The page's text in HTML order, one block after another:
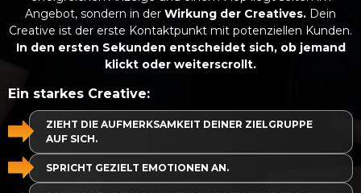
Angebot, sondern in der Wirkung der Creatives. Dein
Creative ist der erste Kontaktpunkt mit potenziellen Kunden.
In den ersten Sekunden entscheidet sich, ob jemand
klickt oder weiterscrollt.
Ein starkes Creative:
ZIEHT DIE AUFMERKSAMKEIT DEINER ZIELGRUPPE
AUF SICH.
SPRICHT GEZIELT EMOTIONEN AN.